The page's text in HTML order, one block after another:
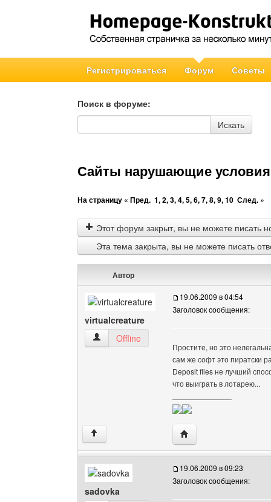
Регистрироваться Форум Советы
Поиск в форуме:
Поиск в форуме
Искать
Сайты нарушающие условия
На страницу « Пред. 1,2,3,4,5,6,7,8,9,10 След. »
Этот форум закрыт, вы не можете писать
Эта тема закрыта, вы не можете писать
Автор
virtualcreature
virtualcreature Посмотреть профиль
Offline
19.06.2009 в 04:54
Заголовок сообщения:
Простите, но это
сам же софт это пиратски
Deposit files не лучший
что выиграть в лотарею...
↑ Посетить сайт
sadovka
19.06.2009 в 09:23
Заголовок сообщения: